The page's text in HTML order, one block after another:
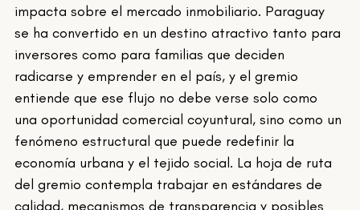
impacta sobre el mercado inmobiliario. Paraguay
se ha convertido en un destino atractivo tanto para
inversores como para familias que deciden
radicarse y emprender en el país, y el gremio
entiende que ese flujo no debe verse solo como
una oportunidad comercial coyuntural, sino como un
fenómeno estructural que puede redefinir la
economía urbana y el tejido social. La hoja de ruta
del gremio contempla trabajar en estándares de
calidad, mecanismos de transparencia y posibles